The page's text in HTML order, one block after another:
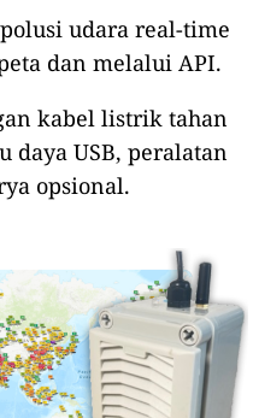
udara real-time
dan melalui API.
kabel listrik tahan
daya USB, peralatan
opsional.